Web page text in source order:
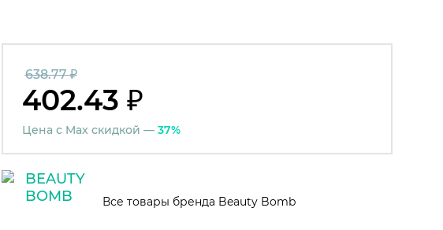
638.77 ₽
402.43 ₽
Цена с Max скидкой — 37%
Все товары бренда Beauty Bomb